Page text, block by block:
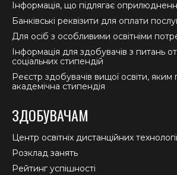
Інформація, що підлягає
Банківські реквізити для оплати
Для осіб з особливими освітніми
Інформація для здобувачів з питань
соціальних стипендій
Реєстр здобувачів вищої освіти,
академічна стипендія
ЗДОБУВАЧАМ
Центр освітніх дистанційних
Розклад занять
Рейтинг успішності